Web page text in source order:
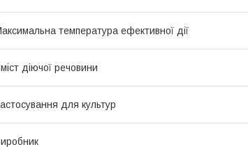
температура ефективної дії
діючої речовини
для культур